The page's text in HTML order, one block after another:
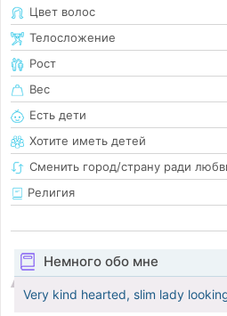
Цвет волос
Телосложение
Рост
Вес
Есть дети
Хотите иметь детей
Сменить город/страну ради
Религия
Немного обо мне
Very kind hearted, slim lady